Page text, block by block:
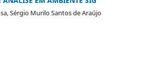
Sérgio Murilo Santos de Araújo